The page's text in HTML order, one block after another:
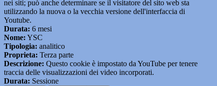
nei siti; può anche determinare se il visitatore del sito web sta
utilizzando la nuova o la vecchia versione dell'interfaccia di
Youtube.
Durata: 6 mesi
Nome: YSC
Tipologia: analitico
Proprieta: Terza parte
Descrizione: Questo cookie è impostato da YouTube per tenere
traccia delle visualizzazioni dei video incorporati.
Durata: Sessione